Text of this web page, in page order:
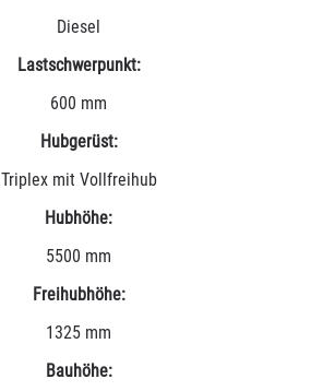
Diesel
Lastschwerpunkt:
600 mm
Hubgerüst:
Triplex mit Vollfreihub
Hubhöhe:
5500 mm
Freihubhöhe:
1325 mm
Bauhöhe: